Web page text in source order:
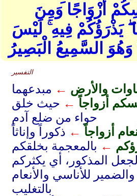
أَزْوَاجًا وَمِنَ
يَذْرَؤُكُمْ فِيهِ ۚ لَيْسَ
السَّمِيعُ الْبَصِيرُ
التفسير
والأرض ← مبدعهما
أزواجاً ← حيث خلق
حواء من ضلع آدم
أزواجاً ← ذكوراً وإناثاً
← بالمعجمة بخلقكم
المذكور، أي يكثركم
والضمير للأناسي والأنعام
بالتغليب